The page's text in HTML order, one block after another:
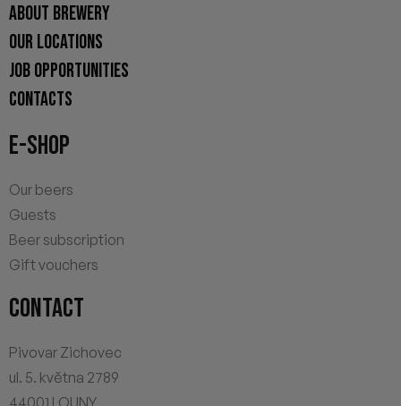
ABOUT BREWERY
OUR LOCATIONS
JOB OPPORTUNITIES
CONTACTS
E-SHOP
Our beers
Guests
Beer subscription
Gift vouchers
CONTACT
Pivovar Zichovec
ul. 5. května 2789
44001 LOUNY